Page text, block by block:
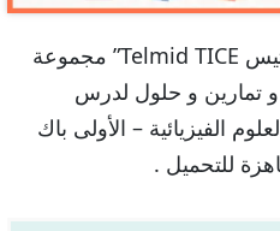
تجدون هنا في موقعنا “تلميذ تيس Telmid TICE” مجموعة
تمارين و حلول لدرس
الفيزيائية – الأولى باك